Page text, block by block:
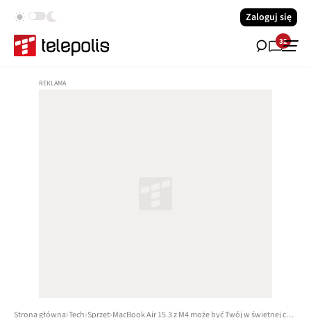
Zaloguj się
32
Strona główna Tech Sprzęt MacBook Air 15.3 z M4 może być Twój w świetnej cenie, ale musisz być szybki